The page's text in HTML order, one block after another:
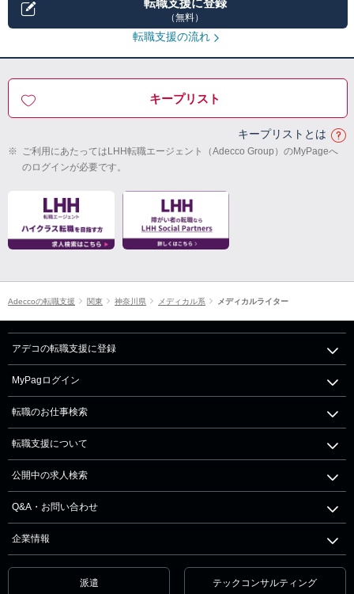
（無料）
転職支援の流れ
キープリスト
キープリストとは
※ ご利用にあたってはLHH転職エージェント（Adecco Group）のMyPageへ
のログインが必要です。
Adeccoの転職支援 関東 神奈川県 メディカル系 メディカルライター
アデコの転職支援に登録
MyPagログイン
転職のお仕事検索
転職支援について
公開中の求人検索
Q&A・お問い合わせ
企業情報
派遣 テックコンサルティング